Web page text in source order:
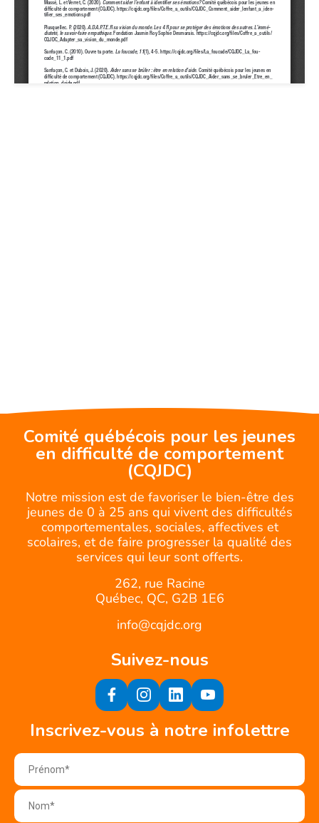
Comité québécois pour les jeunes
en difficulté de comportement
(CQJDC)
Notre mission est de favoriser le bien-être des
jeunes de 0 à 25 ans qui vivent des difficultés
comportementales, sociales, affectives et
scolaires, et de faire progresser la qualité des
services qui leur sont offerts.
262, rue Racine
Québec, QC, G2B 1E6
info@cqjdc.org
Suivez-nous
Inscrivez-vous à notre infolettre